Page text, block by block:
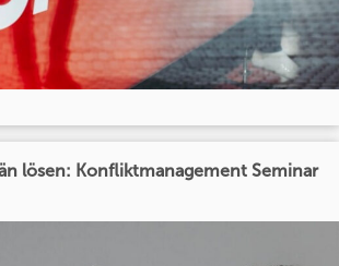
lösen: Konfliktmanagement Seminar